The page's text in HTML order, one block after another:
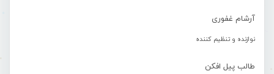
آرشام غفوری
نوازنده و تنظیم کننده
طالب پیل افکن